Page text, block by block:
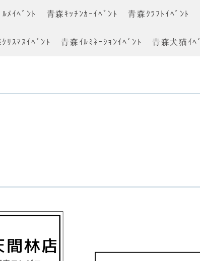
ﾒｲﾍﾞﾝﾄ 青森ｷｯﾁﾝｶｰｲﾍﾞﾝﾄ 青森ｸﾗﾌﾄｲﾍﾞﾝﾄ
ﾘｽﾏｽｲﾍﾞﾝﾄ 青森ｲﾙﾐﾈｰｼｮﾝｲﾍﾞﾝﾄ 青森犬猫ｲﾍ